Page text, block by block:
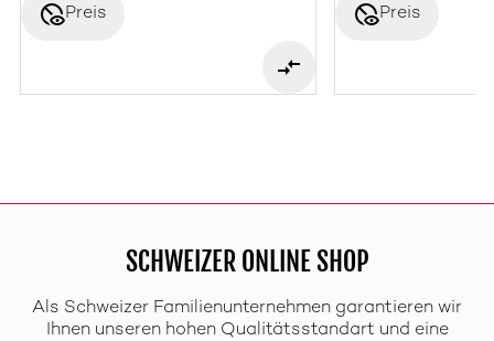
disabled_visiblePreis disabled_visiblePreis
SCHWEIZER ONLINE SHOP
Als Schweizer Familienunternehmen garantieren wir
Ihnen unseren hohen Qualitätsstandart und eine